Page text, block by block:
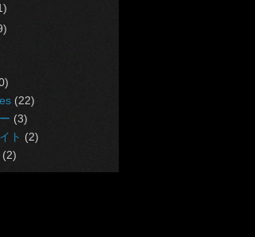
(22)
(3)
ト (2)
(2)